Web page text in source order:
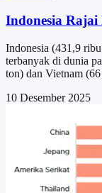
Indonesia
Indonesia (431,9
terbanyak di dunia
ton) dan Vietnam
10 Desember 2025